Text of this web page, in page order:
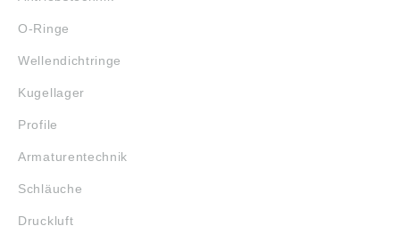
O-Ringe
Wellendichtringe
Kugellager
Profile
Armaturentechnik
Schläuche
Druckluft